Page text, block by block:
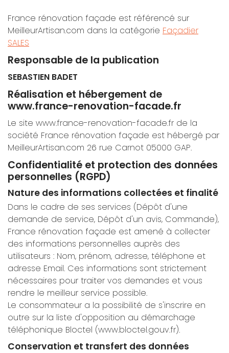
France rénovation façade est référencé sur
MeilleurArtisan.com dans la catégorie Façadier
SALES
Responsable de la publication
SEBASTIEN BADET
Réalisation et hébergement de
www.france-renovation-facade.fr
Le site www.france-renovation-facade.fr de la
société France rénovation façade est hébergé par
MeilleurArtisan.com 26 rue Carnot 05000 GAP.
Confidentialité et protection des données
personnelles (RGPD)
Nature des informations collectées et finalité
Dans le cadre de ses services (Dépôt d'une
demande de service, Dépôt d'un avis, Commande),
France rénovation façade est amené à collecter
des informations personnelles auprès des
utilisateurs : Nom, prénom, adresse, téléphone et
adresse Email. Ces informations sont strictement
nécessaires pour traiter vos demandes et vous
rendre le meilleur service possible.
Le consommateur a la possibilité de s'inscrire en
outre sur la liste d'opposition au démarchage
téléphonique Bloctel (www.bloctel.gouv.fr).
Conservation et transfert des données